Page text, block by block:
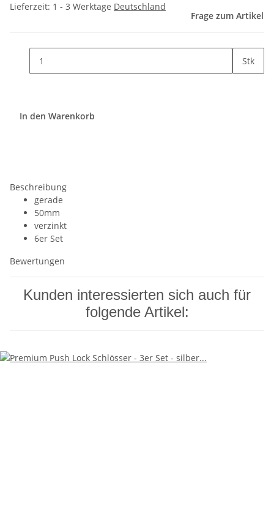
Lieferzeit: 1 - 3 Werktage Deutschland
Frage zum Artikel
Stk
In den Warenkorb
Beschreibung
gerade
50mm
verzinkt
6er Set
Bewertungen
Kunden interessierten sich auch für
folgende Artikel: